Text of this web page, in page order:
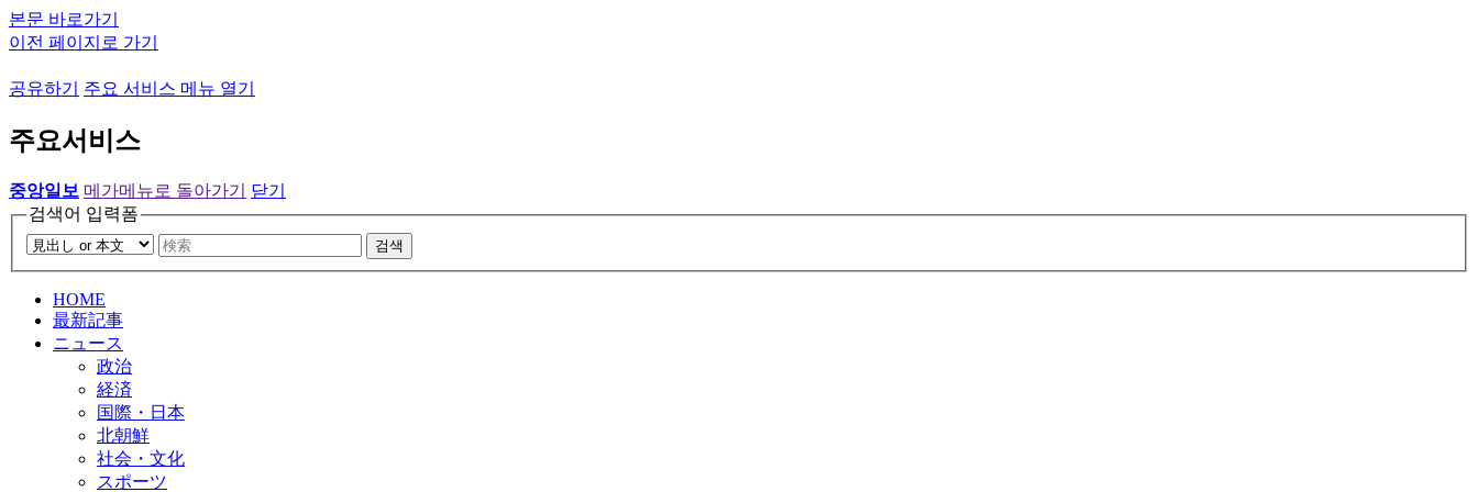
본문 바로가기
이전 페이지로 가기
공유하기 주요 서비스 메뉴 열기
주요서비스
중앙일보 메가메뉴로 돌아가기
닫기
검색어 입력폼
검색
HOME
最新記事
ニュース
政治
経済
国際・日本
北朝鮮
社会・文化
スポーツ